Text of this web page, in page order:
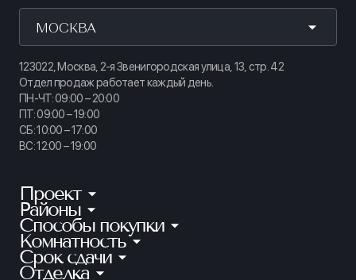
МОСКВА
123022, Москва, 2-я Звенигородская улица, 13, стр. 42
Отдел продаж работает каждый день.
ПН-ЧТ: 09:00 – 20:00
ПТ: 09:00 – 19:00
СБ: 10:00 – 17:00
ВС: 12:00 – 19:00
Проект
КИНОПАРК
ТАЙМ СКВЕР
АУРУМ
ГРАНАТ
Районы
Калининский
Приморский
Петроградский
Способы покупки
Ипотека
Рассрочка
Комнатность
Студии
Срок сдачи
Готовые квартиры
Отделка